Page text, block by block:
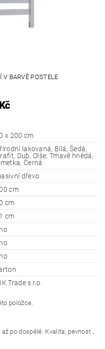
BARVĚ POSTELE
x 200 cm
lakovaná, Bílá, Šedá,
Dub, Olše, Tmavě hnědá,
Černá
dřevo
cm
cm
cm
Trade s.r.o.
položce.
po dospělé. Kvalita, pevnost ,